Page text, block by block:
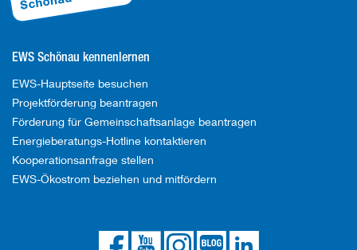
EWS Schönau kennenlernen
EWS-Hauptseite besuchen
Projektförderung beantragen
Förderung für Gemeinschaftsanlage beantragen
Energieberatungs-Hotline kontaktieren
Kooperationsanfrage stellen
EWS-Ökostrom beziehen und mitfördern
EWS
EWS
EWS
zum